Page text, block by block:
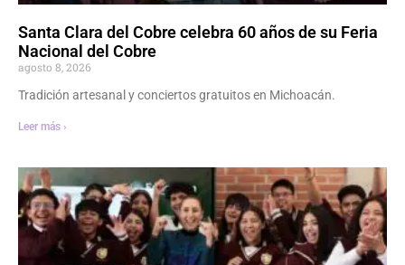
Santa Clara del Cobre celebra 60 años de su Feria
Nacional del Cobre
agosto 8, 2026
Tradición artesanal y conciertos gratuitos en Michoacán.
Leer más ›